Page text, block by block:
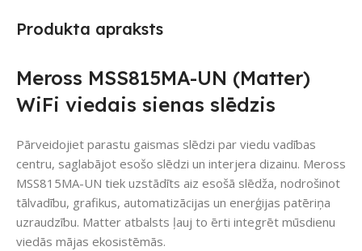
Produkta apraksts
Meross MSS815MA-UN (Matter)
WiFi viedais sienas slēdzis
Pārveidojiet parastu gaismas slēdzi par viedu vadības
centru, saglabājot esošo slēdzi un interjera dizainu. Meross
MSS815MA-UN tiek uzstādīts aiz esošā slēdža, nodrošinot
tālvadību, grafikus, automatizācijas un enerģijas patēriņa
uzraudzību. Matter atbalsts ļauj to ērti integrēt mūsdienu
viedās mājas ekosistēmās.